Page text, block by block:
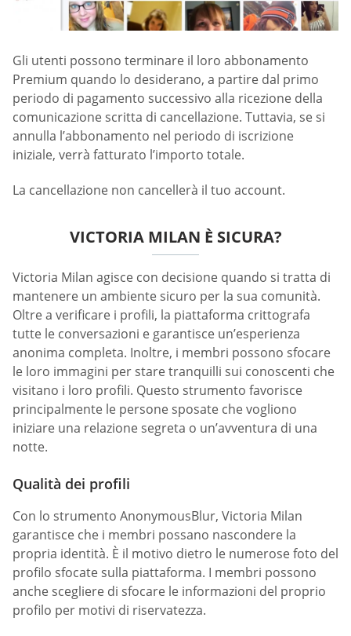
Gli utenti possono terminare il loro abbonamento
Premium quando lo desiderano, a partire dal primo
periodo di pagamento successivo alla ricezione della
comunicazione scritta di cancellazione. Tuttavia, se si
annulla l’abbonamento nel periodo di iscrizione
iniziale, verrà fatturato l’importo totale.
La cancellazione non cancellerà il tuo account.
VICTORIA MILAN È SICURA?
Victoria Milan agisce con decisione quando si tratta di
mantenere un ambiente sicuro per la sua comunità.
Oltre a verificare i profili, la piattaforma crittografa
tutte le conversazioni e garantisce un’esperienza
anonima completa. Inoltre, i membri possono sfocare
le loro immagini per stare tranquilli sui conoscenti che
visitano i loro profili. Questo strumento favorisce
principalmente le persone sposate che vogliono
iniziare una relazione segreta o un’avventura di una
notte.
Qualità dei profili
Con lo strumento AnonymousBlur, Victoria Milan
garantisce che i membri possano nascondere la
propria identità. È il motivo dietro le numerose foto del
profilo sfocate sulla piattaforma. I membri possono
anche scegliere di sfocare le informazioni del proprio
profilo per motivi di riservatezza.